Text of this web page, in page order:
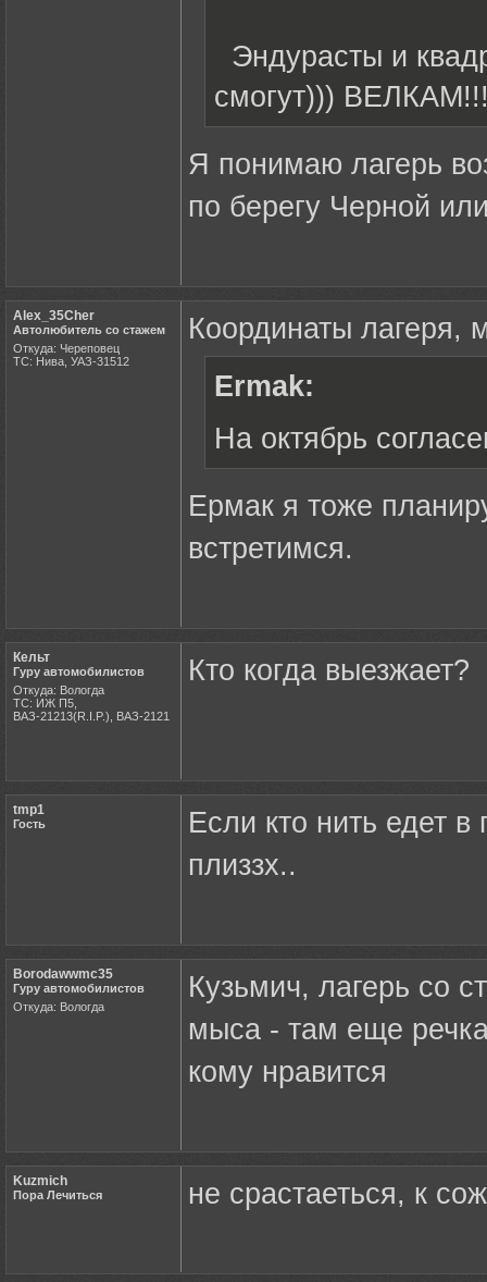
Эндурасты и
смогут)))
Я понимаю лагерь
по берегу Черной
Alex_35Cher
Автолюбитель со стажем
Откуда: Череповец
ТС: Нива, УАЗ-31512
Координаты лагеря,
Ermak:
На октябрь
Ермак я тоже
встретимся.
Кельт
Гуру автомобилистов
Откуда: Вологда
ТС: ИЖ П5,
ВАЗ-21213(R.I.P.), ВАЗ-2121
Кто когда выезжает?
tmp1
Гость
Если кто нить едет
плиззх..
Borodawwmc35
Гуру автомобилистов
Откуда: Вологда
Кузьмич, лагерь со
мыса - там еще
кому нравится
Kuzmich
Пора Лечиться не срастаеться, к